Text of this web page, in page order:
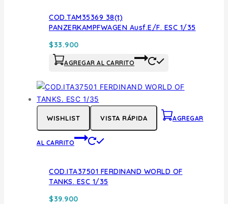
COD.TAM35369 38(t)
PANZERKAMPFWAGEN Ausf.E/F. ESC 1/35
$33.900
AGREGAR AL CARRITO
WISHLIST VISTA RÁPIDA AGREGAR
AL CARRITO
COD.ITA37501 FERDINAND WORLD OF
TANKS. ESC 1/35
$39.900